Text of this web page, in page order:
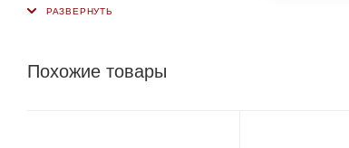
Похожие товары